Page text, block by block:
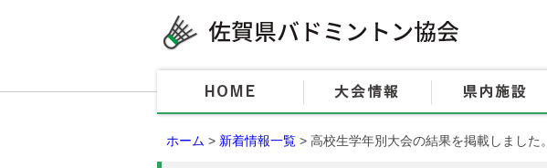
HOME
ホーム > 新着情報一覧 > 高校生学年別大会の結果を掲載しました。